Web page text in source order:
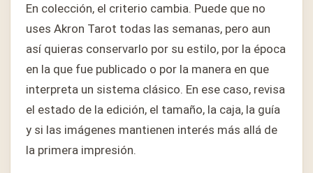
En colección, el criterio cambia. Puede que no
uses Akron Tarot todas las semanas, pero aun
así quieras conservarlo por su estilo, por la época
en la que fue publicado o por la manera en que
interpreta un sistema clásico. En ese caso, revisa
el estado de la edición, el tamaño, la caja, la guía
y si las imágenes mantienen interés más allá de
la primera impresión.